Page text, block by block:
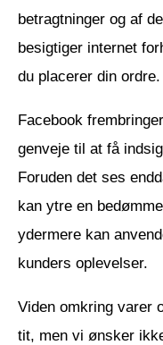
betragtninger og af
besigtiger internet
du placerer din ordre.
Facebook
genveje til at få
Foruden det ses
kan ytre en
ydermere kan
kunders oplevelser.
Viden omkring varer
tit, men vi ønsker